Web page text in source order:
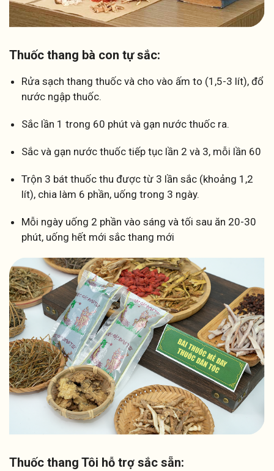
Thuốc thang bà con tự sắc:
Rửa sạch thang thuốc và cho vào ấm to (1,5-3 lít), đổ
nước ngập thuốc.
Sắc lần 1 trong 60 phút và gạn nước thuốc ra.
Sắc và gạn nước thuốc tiếp tục lần 2 và 3, mỗi lần 60
Trộn 3 bát thuốc thu được từ 3 lần sắc (khoảng 1,2
lít), chia làm 6 phần, uống trong 3 ngày.
Mỗi ngày uống 2 phần vào sáng và tối sau ăn 20-30
phút, uống hết mới sắc thang mới
Thuốc thang Tôi hỗ trợ sắc sẵn: